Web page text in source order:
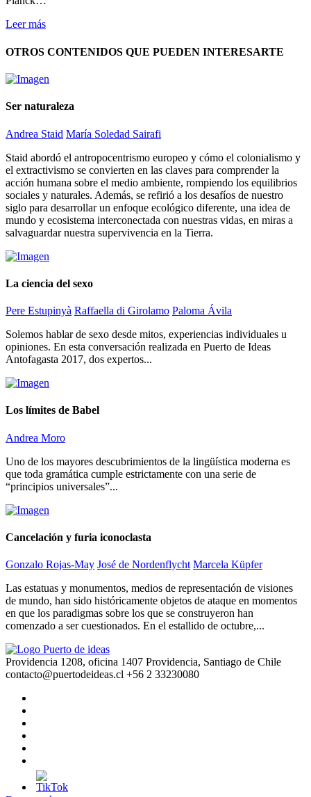
Leer más
OTROS CONTENIDOS QUE PUEDEN INTERESARTE
Ser naturaleza
Andrea Staid María Soledad Sairafi
Staid abordó el antropocentrismo europeo y cómo el colonialismo y
el extractivismo se convierten en las claves para comprender la
acción humana sobre el medio ambiente, rompiendo los equilibrios
sociales y naturales. Además, se refirió a los desafíos de nuestro
siglo para desarrollar un enfoque ecológico diferente, una idea de
mundo y ecosistema interconectada con nuestras vidas, en miras a
salvaguardar nuestra supervivencia en la Tierra.
La ciencia del sexo
Pere Estupinyà Raffaella di Girolamo Paloma Ávila
Solemos hablar de sexo desde mitos, experiencias individuales u
opiniones. En esta conversación realizada en Puerto de Ideas
Antofagasta 2017, dos expertos...
Los límites de Babel
Andrea Moro
Uno de los mayores descubrimientos de la lingüística moderna es
que toda gramática cumple estrictamente con una serie de
“principios universales”...
Cancelación y furia iconoclasta
Gonzalo Rojas-May José de Nordenflycht Marcela Küpfer
Las estatuas y monumentos, medios de representación de visiones
de mundo, han sido históricamente objetos de ataque en momentos
en que los paradigmas sobre los que se construyeron han
comenzado a ser cuestionados. En el estallido de octubre,...
Providencia 1208, oficina 1407 Providencia, Santiago de Chile
contacto@puertodeideas.cl +56 2 33230080